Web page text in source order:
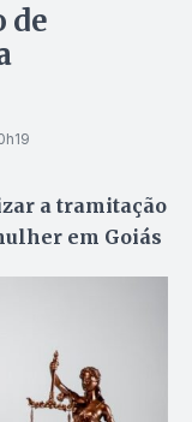
de
a tramitação
em Goiás